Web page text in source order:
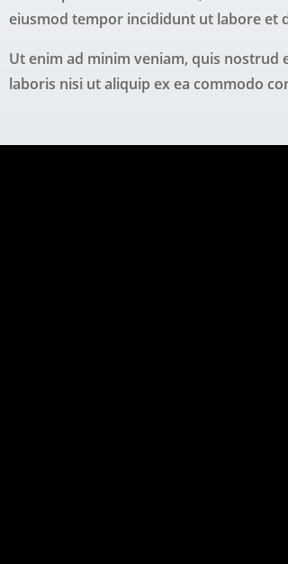
eiusmod tempor incididunt ut labore et
Ut enim ad minim veniam, quis nostrud
laboris nisi ut aliquip ex ea commodo